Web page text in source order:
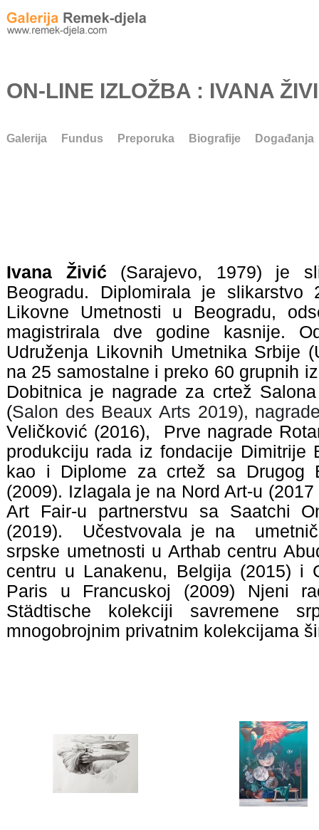
ON-LINE IZLOŽBA : IVANA
Galerija Fundus Preporuka Biografije Događanja
Ivana Živić (Sarajevo, 1979) je
Beogradu. Diplomirala je slikarstvo
Likovne Umetnosti u Beogradu,
magistrirala dve godine kasnije.
Udruženja Likovnih Umetnika Srbije
na 25 samostalne i preko 60 grupnih
Dobitnica je nagrade za crtež
(Salon des Beaux Arts 2019),
Veličković (2016), Prve nagrade
produkciju rada iz fondacije Dimitrije
kao i Diplome za crtež sa Drugog
(2009). Izlagala je na Nord Art-u
Art Fair-u partnerstvu sa Saatchi
(2019). Učestvovala je na
srpske umetnosti u Arthab centru
centru u Lanakenu, Belgija (2015) i
Paris u Francuskoj (2009) Njeni
Städtische kolekciji savremene
mnogobrojnim privatnim kolekcijama